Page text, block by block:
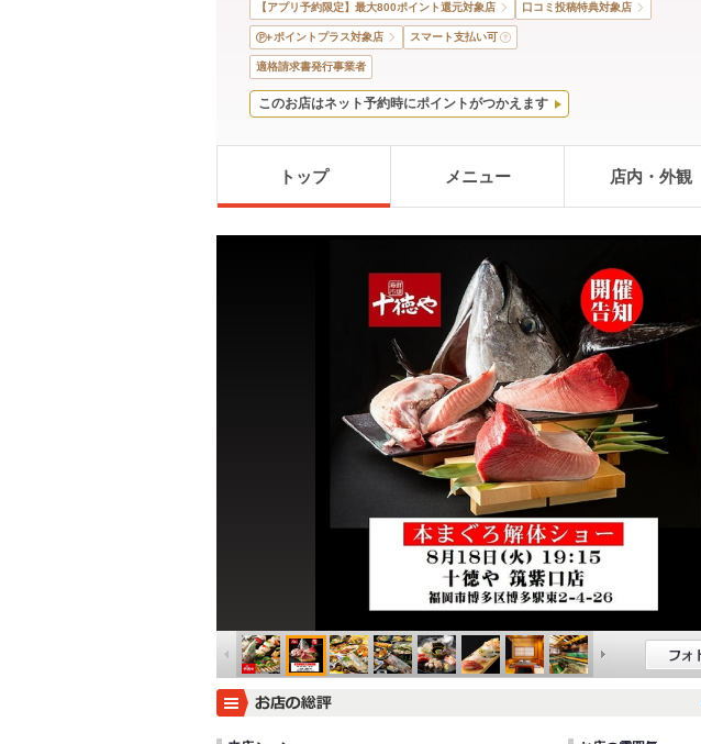
【アプリ予約限定】最大800ポイント還元対象店 口コミ投稿特典対象店
ポイントプラス対象店 スマート支払い可
適格請求書発行事業者
このお店はネット予約時にポイントがつかえます
トップ メニュー 店内・外観